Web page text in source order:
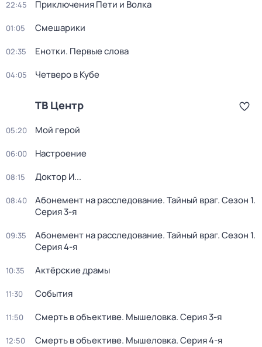
22:45 Приключения Пети и Волка
01:05 Смешарики
02:35 Енотки. Первые слова
04:05 Четверо в Кубе
ТВ Центр
05:20 Мой герой
06:00 Настроение
08:15 Доктор И...
08:40 Абонемент на расследование. Тайный враг. Сезон 1.
Серия 3-я
09:35 Абонемент на расследование. Тайный враг. Сезон 1.
Серия 4-я
10:35 Актёрские драмы
11:30 События
11:50 Смерть в объективе. Мышеловка. Серия 3-я
12:50 Смерть в объективе. Мышеловка. Серия 4-я